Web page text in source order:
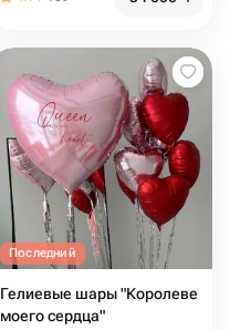
Последний
Гелиевые шары "Королеве
моего сердца"